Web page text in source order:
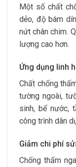
Một số chất
dẻo, độ bám
nứt chân chim.
lượng cao hơn.
Ứng dụng linh
Chất chống
tường ngoài,
sinh, bể nước,
công trình dân
Giảm chi phí
Chống thấm